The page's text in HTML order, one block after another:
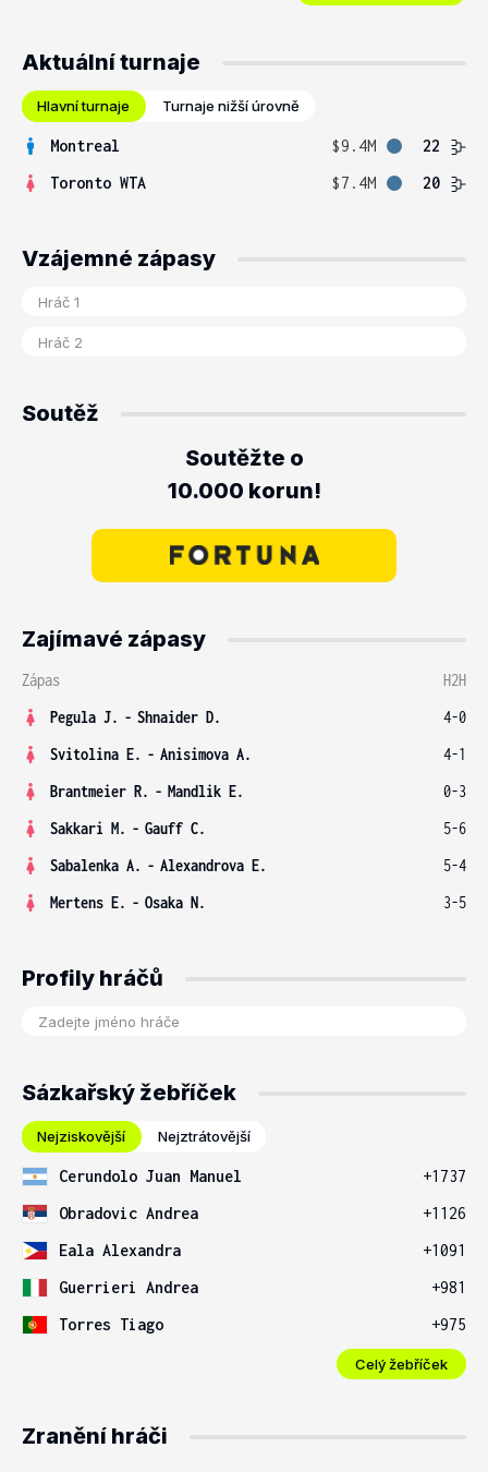
Aktuální turnaje
Hlavní turnaje Turnaje nižší úrovně
Montreal $9.4M
22
Toronto WTA
$7.4M 20
Vzájemné zápasy
Soutěž
Soutěžte o
10.000 korun!
Zajímavé zápasy
Zápas
H2H
Pegula J. - Shnaider D.
4-0
Svitolina E. - Anisimova A.
4-1
Brantmeier R. - Mandlik E.
0-3
Sakkari M. - Gauff C.
5-6
Sabalenka A. - Alexandrova E.
5-4
Mertens E. - Osaka N. 3-5
Profily hráčů
Sázkařský žebříček
Nejziskovější Nejztrátovější
Cerundolo Juan Manuel
+1737
Obradovic Andrea
+1126
Eala Alexandra
+1091
Guerrieri Andrea
+981
Torres Tiago
+975
Celý žebříček
Zranění hráči